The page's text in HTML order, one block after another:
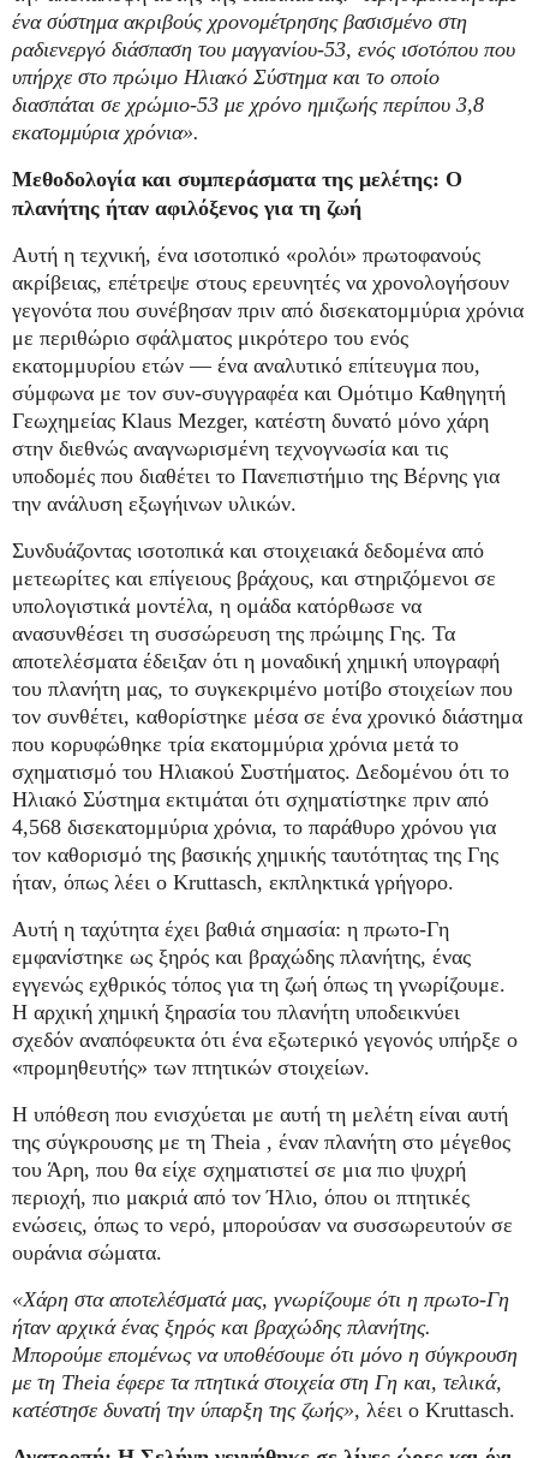
ένα σύστημα ακριβούς χρονομέτρησης βασισμένο στη
ραδιενεργό διάσπαση του μαγγανίου-53, ενός ισοτόπου που
υπήρχε στο πρώιμο Ηλιακό Σύστημα και το οποίο
διασπάται σε χρώμιο-53 με χρόνο ημιζωής περίπου 3,8
εκατομμύρια χρόνια».
Μεθοδολογία και συμπεράσματα της μελέτης: Ο
πλανήτης ήταν αφιλόξενος για τη ζωή
Αυτή η τεχνική, ένα ισοτοπικό «ρολόι» πρωτοφανoύς
ακρίβειας, επέτρεψε στους ερευνητές να χρονολογήσουν
γεγονότα που συνέβησαν πριν από δισεκατομμύρια χρόνια
με περιθώριο σφάλματος μικρότερο του ενός
εκατομμυρίου ετών — ένα αναλυτικό επίτευγμα που,
σύμφωνα με τον συν-συγγραφέα και Ομότιμο Καθηγητή
Γεωχημείας Klaus Mezger, κατέστη δυνατό μόνο χάρη
στην διεθνώς αναγνωρισμένη τεχνογνωσία και τις
υποδομές που διαθέτει το Πανεπιστήμιο της Βέρνης για
την ανάλυση εξωγήινων υλικών.
Συνδυάζοντας ισοτοπικά και στοιχειακά δεδομένα από
μετεωρίτες και επίγειους βράχους, και στηριζόμενοι σε
υπολογιστικά μοντέλα, η ομάδα κατόρθωσε να
ανασυνθέσει τη συσσώρευση της πρώιμης Γης. Τα
αποτελέσματα έδειξαν ότι η μοναδική χημική υπογραφή
του πλανήτη μας, το συγκεκριμένο μοτίβο στοιχείων που
τον συνθέτει, καθορίστηκε μέσα σε ένα χρονικό διάστημα
που κορυφώθηκε τρία εκατομμύρια χρόνια μετά το
σχηματισμό του Ηλιακού Συστήματος. Δεδομένου ότι το
Ηλιακό Σύστημα εκτιμάται ότι σχηματίστηκε πριν από
4,568 δισεκατομμύρια χρόνια, το παράθυρο χρόνου για
τον καθορισμό της βασικής χημικής ταυτότητας της Γης
ήταν, όπως λέει ο Kruttasch, εκπληκτικά γρήγορο.
Αυτή η ταχύτητα έχει βαθιά σημασία: η πρωτο-Γη
εμφανίστηκε ως ξηρός και βραχώδης πλανήτης, ένας
εγγενώς εχθρικός τόπος για τη ζωή όπως τη γνωρίζουμε.
Η αρχική χημική ξηρασία του πλανήτη υποδεικνύει
σχεδόν αναπόφευκτα ότι ένα εξωτερικό γεγονός υπήρξε ο
«προμηθευτής» των πτητικών στοιχείων.
Η υπόθεση που ενισχύεται με αυτή τη μελέτη είναι αυτή
της σύγκρουσης με τη Theia , έναν πλανήτη στο μέγεθος
του Άρη, που θα είχε σχηματιστεί σε μια πιο ψυχρή
περιοχή, πιο μακριά από τον Ήλιο, όπου οι πτητικές
ενώσεις, όπως το νερό, μπορούσαν να συσσωρευτούν σε
ουράνια σώματα.
«Χάρη στα αποτελέσματά μας, γνωρίζουμε ότι η πρωτο-Γη
ήταν αρχικά ένας ξηρός και βραχώδης πλανήτης.
Μπορούμε επομένως να υποθέσουμε ότι μόνο η σύγκρουση
με τη Theia έφερε τα πτητικά στοιχεία στη Γη και, τελικά,
κατέστησε δυνατή την ύπαρξη της ζωής», λέει ο Kruttasch.